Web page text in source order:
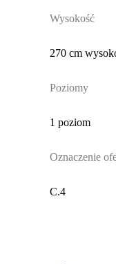
Wysokość
270 cm
Poziomy
1 poziom
Oznaczenie
C.4